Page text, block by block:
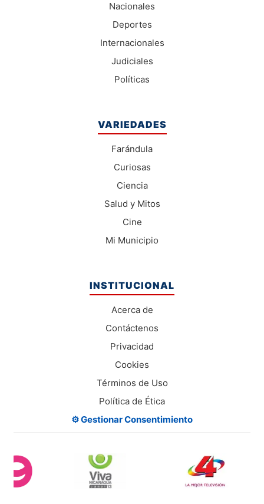
Nacionales
Deportes
Internacionales
Judiciales
Políticas
VARIEDADES
Farándula
Curiosas
Ciencia
Salud y Mitos
Cine
Mi Municipio
INSTITUCIONAL
Acerca de
Contáctenos
Privacidad
Cookies
Términos de Uso
Política de Ética
⚙️ Gestionar Consentimiento